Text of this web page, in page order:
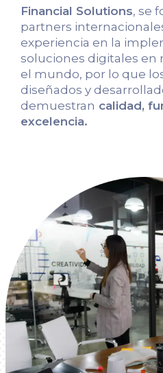
Financial Solutions, se
partners
experiencia en la
soluciones digitales en
el mundo, por lo que
diseñados y
demuestran calidad,
excelencia.